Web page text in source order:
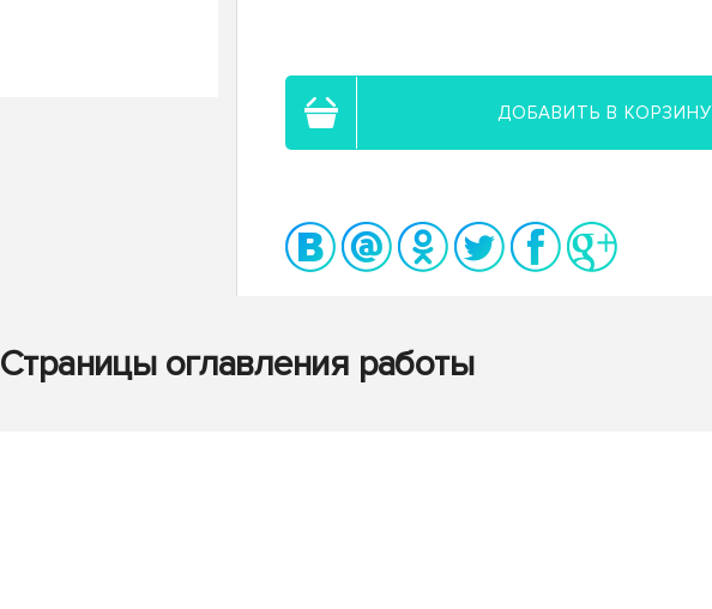
ДОБАВИТЬ В КОРЗИНУ
Страницы оглавления работы